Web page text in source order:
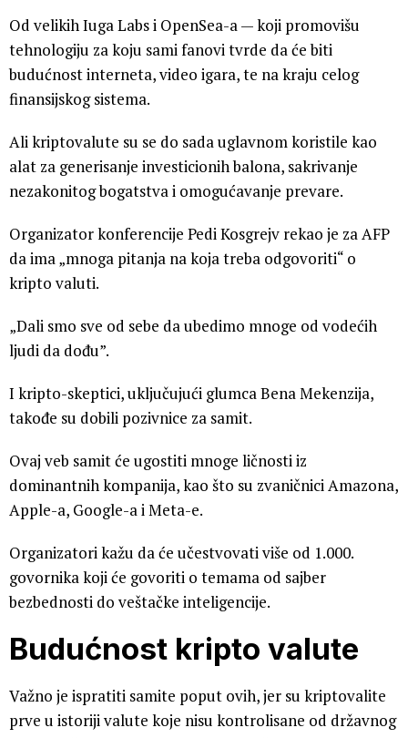
Od velikih Iuga Labs i OpenSea-a — koji promovišu
tehnologiju za koju sami fanovi tvrde da će biti
budućnost interneta, video igara, te na kraju celog
finansijskog sistema.
Ali kriptovalute su se do sada uglavnom koristile kao
alat za generisanje investicionih balona, sakrivanje
nezakonitog bogatstva i omogućavanje prevare.
Organizator konferencije Pedi Kosgrejv rekao je za AFP
da ima „mnoga pitanja na koja treba odgovoriti“ o
kripto valuti.
„Dali smo sve od sebe da ubedimo mnoge od vodećih
ljudi da dođu”.
I kripto-skeptici, uključujući glumca Bena Mekenzija,
takođe su dobili pozivnice za samit.
Ovaj veb samit će ugostiti mnoge ličnosti iz
dominantnih kompanija, kao što su zvaničnici Amazona,
Apple-a, Google-a i Meta-e.
Organizatori kažu da će učestvovati više od 1.000.
govornika koji će govoriti o temama od sajber
bezbednosti do veštačke inteligencije.
Budućnost kripto valute
Važno je ispratiti samite poput ovih, jer su kriptovalite
prve u istoriji valute koje nisu kontrolisane od državnog